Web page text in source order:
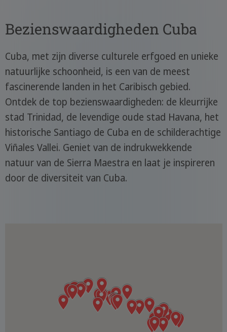
Bezienswaardigheden Cuba
Cuba, met zijn diverse culturele erfgoed en unieke
natuurlijke schoonheid, is een van de meest
fascinerende landen in het Caribisch gebied.
Ontdek de top bezienswaardigheden: de kleurrijke
stad Trinidad, de levendige oude stad Havana, het
historische Santiago de Cuba en de schilderachtige
Viñales Vallei. Geniet van de indrukwekkende
natuur van de Sierra Maestra en laat je inspireren
door de diversiteit van Cuba.